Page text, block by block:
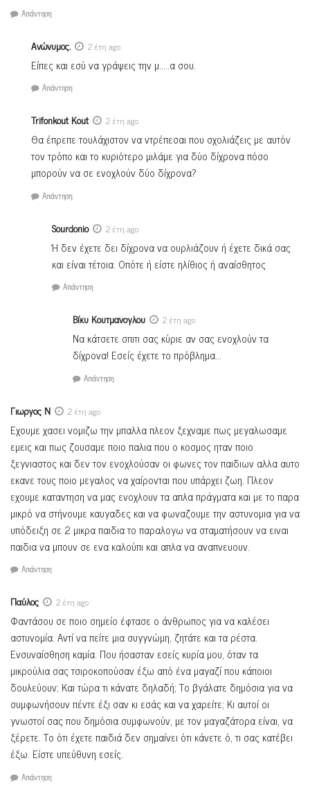
Απάντηση
Ανώνυμος. 2 έτη ago
Είπες και εσύ να γράψεις την μ…..α σου.
Απάντηση
Trifonkout Kout 2 έτη ago
Θα έπρεπε τουλάχιστον να ντρέπεσαι που σχολιάζεις με αυτόν
τον τρόπο και το κυριότερο μιλάμε για δύο δίχρονα πόσο
μπορούν να σε ενοχλούν δύο δίχρονα?
Απάντηση
Sourdonio 2 έτη ago
Ή δεν έχετε δει δίχρονα να ουρλιάζουν ή έχετε δικά σας
και είναι τέτοια. Οπότε ή είστε ηλίθιος ή αναίσθητος
Απάντηση
Βίκυ Κουτμανογλου 2 έτη ago
Να κάτσετε σπιτι σας κύριε αν σας ενοχλούν τα
δίχρονα! Εσείς έχετε το πρόβλημα…
Απάντηση
Γιωργος Ν 2 έτη ago
Εχουμε χασει νομιζω την μπαλλα πλεον ξεχναμε πως μεγαλωσαμε
εμεις και πως ζουσαμε ποιο παλια που ο κοσμος ηταν ποιο
ξεγνιαστος και δεν τον ενοχλούσαν οι φωνες τον παιδιων αλλα αυτο
εκανε τους ποιο μεγαλος να χαίρονται που υπάρχει ζωη. Πλεον
εχουμε καταντηση να μας ενοχλουν τα απλα πράγματα και με το παρα
μικρό να στήνουμε καυγαδες και να φωναζουμε την αστυνομια για να
υπόδειξη σε 2 μικρα παιδια το παραλογω να σταματήσουν να ειναι
παιδια να μπουν σε ενα καλούπι και απλα να αναπνευουν.
Απάντηση
Παύλος 2 έτη ago
Φαντάσου σε ποιο σημείο έφτασε ο άνθρωπος για να καλέσει
αστυνομία. Αντί να πείτε μια συγγνώμη, ζητάτε και τα ρέστα.
Ενσυναίσθηση καμία. Που ήσασταν εσείς κυρία μου, όταν τα
μικρούλια σας τσιροκοπούσαν έξω από ένα μαγαζί που κάποιοι
δουλεύουν; Και τώρα τι κάνατε δηλαδή; Το βγάλατε δημόσια για να
συμφωνήσουν πέντε έξι σαν κι εσάς και να χαρείτε; Κι αυτοί οι
γνωστοί σας που δημόσια συμφωνούν, με τον μαγαζάτορα είναι, να
ξέρετε. Το ότι έχετε παιδιά δεν σημαίνει ότι κάνετε ό, τι σας κατέβει
έξω. Είστε υπεύθυνη εσείς.
Απάντηση